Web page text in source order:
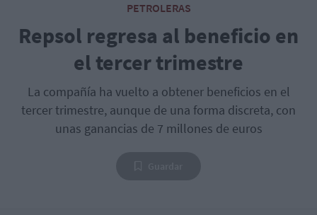
PETROLERAS
Repsol regresa al beneficio en
el tercer trimestre
La compañía ha vuelto a obtener beneficios en el
tercer trimestre, aunque de una forma discreta, con
unas ganancias de 7 millones de euros